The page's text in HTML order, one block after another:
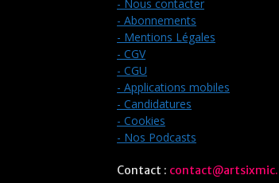
- Nous contacter
- Abonnements
- Mentions Légales
- CGV
- CGU
- Applications mobiles
- Candidatures
- Cookies
- Nos Podcasts
Contact :